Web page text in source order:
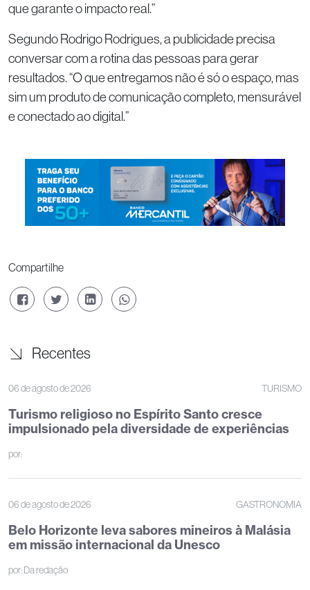
que garante o impacto real.”
Segundo Rodrigo Rodrigues, a publicidade precisa
conversar com a rotina das pessoas para gerar
resultados. “O que entregamos não é só o espaço, mas
sim um produto de comunicação completo, mensurável
e conectado ao digital.”
Compartilhe
Recentes
06 de agosto de 2026 TURISMO
Turismo religioso no Espírito Santo cresce
impulsionado pela diversidade de experiências
por:
06 de agosto de 2026 GASTRONOMIA
Belo Horizonte leva sabores mineiros à Malásia
em missão internacional da Unesco
por:Da redação